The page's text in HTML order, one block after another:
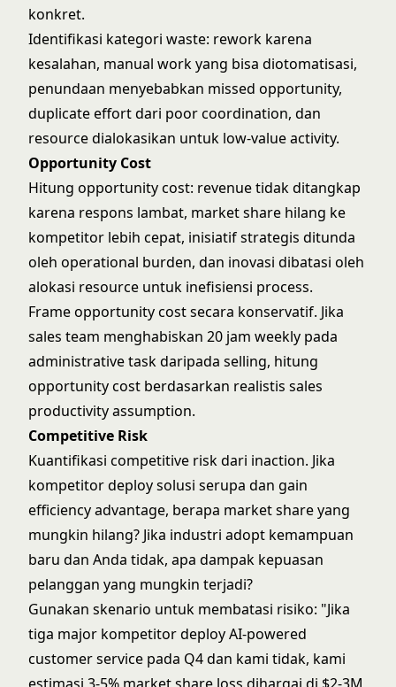
konkret.
Identifikasi kategori waste: rework karena
kesalahan, manual work yang bisa diotomatisasi,
penundaan menyebabkan missed opportunity,
duplicate effort dari poor coordination, dan
resource dialokasikan untuk low-value activity.
Opportunity Cost
Hitung opportunity cost: revenue tidak ditangkap
karena respons lambat, market share hilang ke
kompetitor lebih cepat, inisiatif strategis ditunda
oleh operational burden, dan inovasi dibatasi oleh
alokasi resource untuk inefisiensi process.
Frame opportunity cost secara konservatif. Jika
sales team menghabiskan 20 jam weekly pada
administrative task daripada selling, hitung
opportunity cost berdasarkan realistis sales
productivity assumption.
Competitive Risk
Kuantifikasi competitive risk dari inaction. Jika
kompetitor deploy solusi serupa dan gain
efficiency advantage, berapa market share yang
mungkin hilang? Jika industri adopt kemampuan
baru dan Anda tidak, apa dampak kepuasan
pelanggan yang mungkin terjadi?
Gunakan skenario untuk membatasi risiko: "Jika
tiga major kompetitor deploy AI-powered
customer service pada Q4 dan kami tidak, kami